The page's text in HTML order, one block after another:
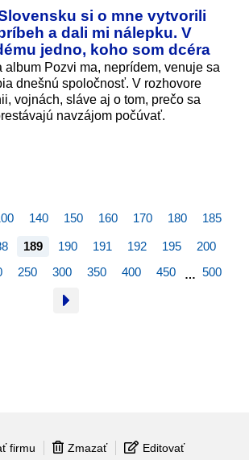
si o mne vytvorili
a dali mi nálepku. V
jedno, koho som dcéra
album Pozvi ma, neprídem, venuje sa
dnešnú spoločnosť. V rozhovore
vojnách, sláve aj o tom, prečo sa
navzájom počúvať.
140 150 160 170 180 185
189 190 191 192 195
200
250 300 350 400 450 … 500
firmu Zmazať
Editovať